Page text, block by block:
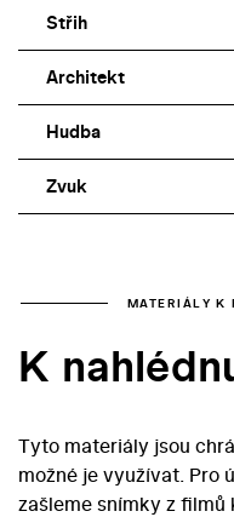
Střih
Architekt
Hudba
Zvuk
MATERIÁLY K
K
Tyto materiály jsou
možné je využívat. Pro
zašleme snímky z filmů